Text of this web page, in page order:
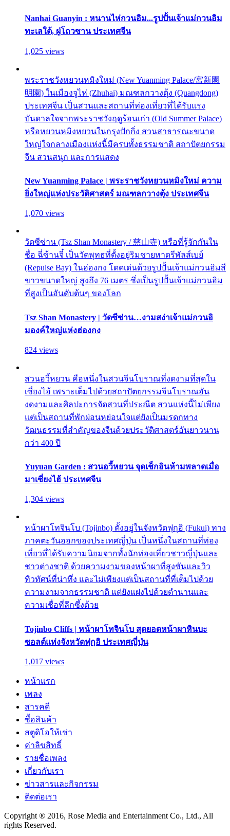
Nanhai Guanyin : หนานไห่กวนอิม...รูปปั้นเจ้าแม่กวนอิม
ทะเลใต้, ผู่โถวซาน ประเทศจีน
1,025 views
พระราชวังหยวนหมิงใหม่ (New Yuanming Palace/宮新園
明園) ในเมืองจูไห่ (Zhuhai) มณฑลกวางตุ้ง (Quangdong)
ประเทศจีน เป็นสวนและสถานที่ท่องเที่ยวที่ได้รับแรง
บันดาลใจจากพระราชวังฤดูร้อนเก่า (Old Summer Palace)
หรือหยวนหมิงหยวนในกรุงปักกิ่ง สวนสาธารณะขนาด
ใหญ่ใจกลางเมืองแห่งนี้มีครบทั้งธรรมชาติ สถาปัตยกรรม
จีน สวนสนุก และการแสดง
New Yuanming Palace | พระราชวังหยวนหมิงใหม่ ความ
ยิ่งใหญ่แห่งประวัติศาสตร์ มณฑลกวางตุ้ง ประเทศจีน
1,070 views
วัดซีซ่าน (Tsz Shan Monastery / 慈山寺) หรือที่รู้จักกันใน
ชื่อ ฉี่ซ้านจี๋ เป็นวัดพุทธที่ตั้งอยู่ริมชายหาดรีพัลส์เบย์
(Repulse Bay) ในฮ่องกง โดดเด่นด้วยรูปปั้นเจ้าแม่กวนอิมสี
ขาวขนาดใหญ่ สูงถึง 76 เมตร ซึ่งเป็นรูปปั้นเจ้าแม่กวนอิม
ที่สูงเป็นอันดับต้นๆ ของโลก
Tsz Shan Monastery | วัดซีซ่าน…งามสง่าเจ้าแม่กวนอิ
มองค์ใหญ่แห่งฮ่องกง
824 views
สวนอวี้หยวน คือหนึ่งในสวนจีนโบราณที่งดงามที่สุดใน
เซี่ยงไฮ้ เพราะเต็มไปด้วยสถาปัตยกรรมจีนโบราณอัน
งดงามและศิลปะการจัดสวนที่ประณีต สวนแห่งนี้ไม่เพียง
แต่เป็นสถานที่พักผ่อนหย่อนใจแต่ยังเป็นมรดกทาง
วัฒนธรรมที่สำคัญของจีนด้วยประวัติศาสตร์อันยาวนาน
กว่า 400 ปี
Yuyuan Garden : สวนอวี้หยวน จุดเช็กอินห้ามพลาดเมื่อ
มาเซี่ยงไฮ้ ประเทศจีน
1,304 views
หน้าผาโทจินโบ (Tojinbo) ตั้งอยู่ในจังหวัดฟุกุอิ (Fukui) ทาง
ภาคตะวันออกของประเทศญี่ปุ่น เป็นหนึ่งในสถานที่ท่อง
เที่ยวที่ได้รับความนิยมจากทั้งนักท่องเที่ยวชาวญี่ปุ่นและ
ชาวต่างชาติ ด้วยความงามของหน้าผาที่สูงชันและวิว
ทิวทัศน์ที่น่าทึ่ง และไม่เพียงแต่เป็นสถานที่ที่เต็มไปด้วย
ความงามจากธรรมชาติ แต่ยังแฝงไปด้วยตำนานและ
ความเชื่อที่ลึกซึ้งด้วย
Tojinbo Cliffs | หน้าผาโทจินโบ สุดยอดหน้าผาหินบะ
ซอลต์แห่งจังหวัดฟุกุอิ ประเทศญี่ปุ่น
1,017 views
หน้าแรก
เพลง
สารคดี
ซื้อสินค้า
สตูดิโอให้เช่า
ค่าลิขสิทธิ์
รายชื่อเพลง
เกี่ยวกับเรา
ข่าวสารและกิจกรรม
ติดต่อเรา
Copyright ® 2016, Rose Media and Entertainment Co., Ltd., All
rights Reserved.